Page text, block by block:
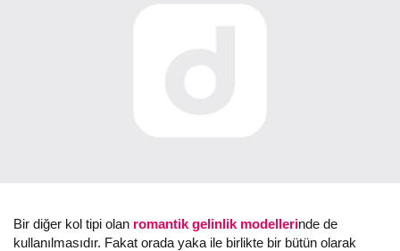
Bir diğer kol tipi olan romantik gelinlik modellerinde de
kullanılmasıdır. Fakat orada yaka ile birlikte bir bütün olarak